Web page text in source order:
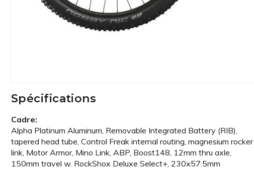
Spécifications
Cadre:
Alpha Platinum Aluminum, Removable Integrated Battery (RIB),
tapered head tube, Control Freak internal routing, magnesium rocker
link, Motor Armor, Mino Link, ABP, Boost148, 12mm thru axle,
150mm travel w. RockShox Deluxe Select+, 230x57.5mm